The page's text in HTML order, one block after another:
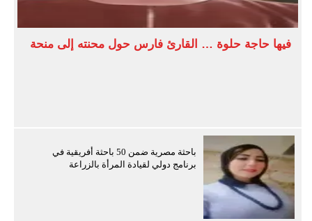
فيها حاجة حلوة … القارئ فارس حول محنته إلى منحة
باحثة مصرية ضمن 50 باحثة أفريقية في
برنامج دولي لقيادة المرأة بالزراعة